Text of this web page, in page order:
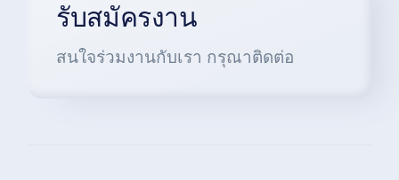
รับสมัครงาน
สนใจร่วมงานกับเรา กรุณาติดต่อ